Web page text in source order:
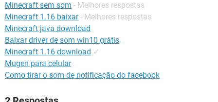
Minecraft sem som - Melhores respostas
Minecraft 1.16 baixar - Melhores respostas
Minecraft java download
Baixar driver de som win10 grátis
Minecraft 1.16 download ✓
Mugen para celular
Como tirar o som de notificação do facebook